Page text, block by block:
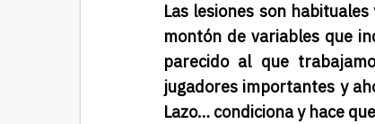
Las lesiones son
montón de variables que
parecido al que
jugadores importantes y
Lazo… condiciona y hace